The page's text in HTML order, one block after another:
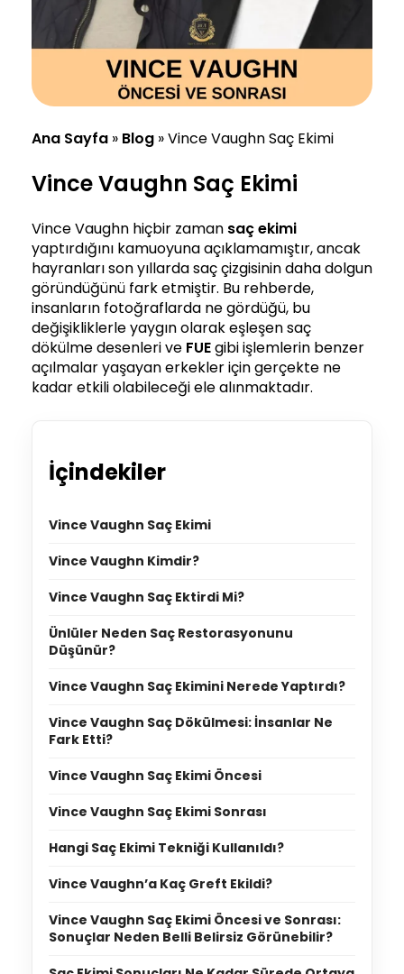
Ana Sayfa » Blog »Vince Vaughn Saç Ekimi
Vince Vaughn Saç Ekimi
Vince Vaughn hiçbir zaman saç ekimi
yaptırdığını kamuoyuna açıklamamıştır, ancak
hayranları son yıllarda saç çizgisinin daha dolgun
göründüğünü fark etmiştir. Bu rehberde,
insanların fotoğraflarda ne gördüğü, bu
değişikliklerle yaygın olarak eşleşen saç
dökülme desenleri ve FUEgibi işlemlerin benzer
açılmalar yaşayan erkekler için gerçekte ne
kadar etkili olabileceği ele alınmaktadır.
İçindekiler
Vince Vaughn Saç Ekimi
Vince Vaughn Kimdir?
Vince Vaughn Saç Ektirdi Mi?
Ünlüler Neden Saç Restorasyonunu
Düşünür?
Vince Vaughn Saç Ekimini Nerede Yaptırdı?
Vince Vaughn Saç Dökülmesi: İnsanlar Ne
Fark Etti?
Vince Vaughn Saç Ekimi Öncesi
Vince Vaughn Saç Ekimi Sonrası
Hangi Saç Ekimi Tekniği Kullanıldı?
Vince Vaughn’a Kaç Greft Ekildi?
Vince Vaughn Saç Ekimi Öncesi ve Sonrası:
Sonuçlar Neden Belli Belirsiz Görünebilir?